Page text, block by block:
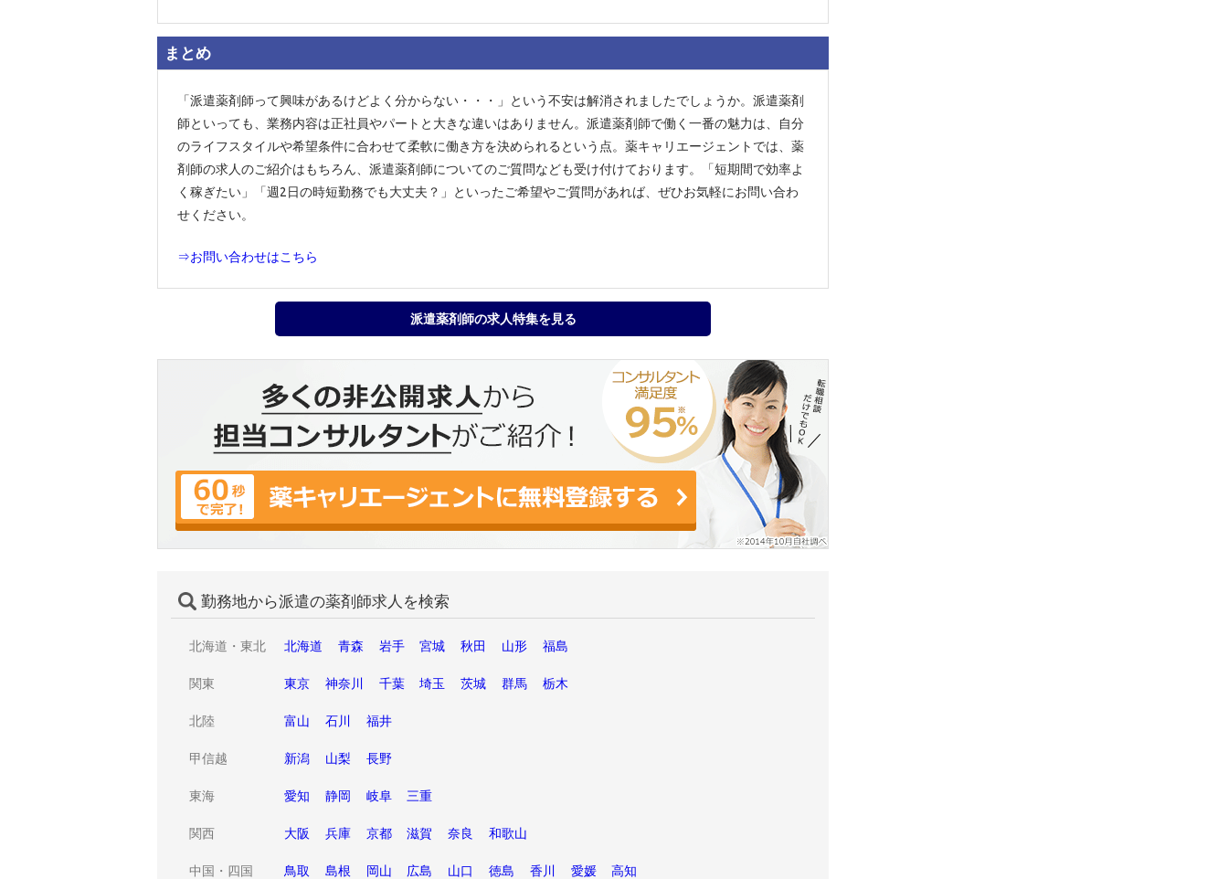
まとめ
「派遣薬剤師って興味があるけどよく分からない・・・」という不安は解消されましたでしょうか。派遣薬剤
師といっても、業務内容は正社員やパートと大きな違いはありません。派遣薬剤師で働く一番の魅力は、自分
のライフスタイルや希望条件に合わせて柔軟に働き方を決められるという点。薬キャリエージェントでは、薬
剤師の求人のご紹介はもちろん、派遣薬剤師についてのご質問なども受け付けております。「短期間で効率よ
く稼ぎたい」「週2日の時短勤務でも大丈夫？」といったご希望やご質問があれば、ぜひお気軽にお問い合わ
せください。
⇒お問い合わせはこちら
派遣薬剤師の求人特集を見る
勤務地から派遣の薬剤師求人を検索
北海道・東北 北海道 青森 岩手 宮城 秋田 山形 福島
関東 東京 神奈川 千葉 埼玉 茨城 群馬 栃木
北陸 富山 石川 福井
甲信越 新潟 山梨 長野
東海 愛知 静岡 岐阜 三重
関西 大阪 兵庫 京都 滋賀 奈良 和歌山
中国・四国 鳥取 島根 岡山 広島 山口 徳島 香川 愛媛 高知